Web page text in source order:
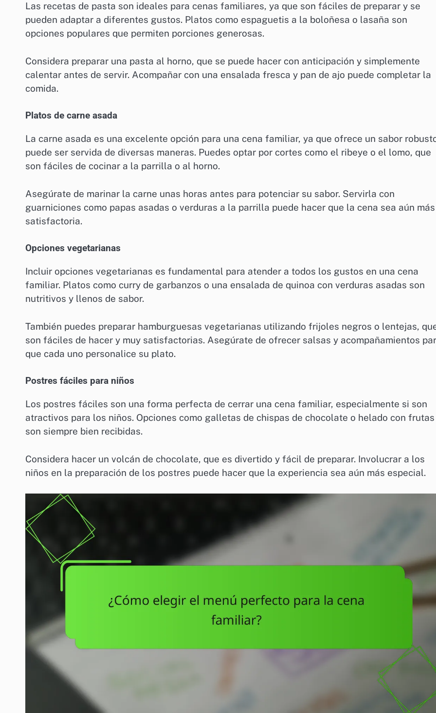
Las recetas de pasta son ideales para cenas familiares, ya que son fáciles de preparar y se
pueden adaptar a diferentes gustos. Platos como espaguetis a la boloñesa o lasaña son
opciones populares que permiten porciones generosas.
Considera preparar una pasta al horno, que se puede hacer con anticipación y simplemente
calentar antes de servir. Acompañar con una ensalada fresca y pan de ajo puede completar la
comida.
Platos de carne asada
La carne asada es una excelente opción para una cena familiar, ya que ofrece un sabor
puede ser servida de diversas maneras. Puedes optar por cortes como el ribeye o el lomo, que
son fáciles de cocinar a la parrilla o al horno.
Asegúrate de marinar la carne unas horas antes para potenciar su sabor. Servirla con
guarniciones como papas asadas o verduras a la parrilla puede hacer que la cena sea aún más
satisfactoria.
Opciones vegetarianas
Incluir opciones vegetarianas es fundamental para atender a todos los gustos en una cena
familiar. Platos como curry de garbanzos o una ensalada de quinoa con verduras asadas son
nutritivos y llenos de sabor.
También puedes preparar hamburguesas vegetarianas utilizando frijoles negros o lentejas,
son fáciles de hacer y muy satisfactorias. Asegúrate de ofrecer salsas y acompañamientos
que cada uno personalice su plato.
Postres fáciles para niños
Los postres fáciles son una forma perfecta de cerrar una cena familiar, especialmente si son
atractivos para los niños. Opciones como galletas de chispas de chocolate o helado con frutas
son siempre bien recibidas.
Considera hacer un volcán de chocolate, que es divertido y fácil de preparar. Involucrar a los
niños en la preparación de los postres puede hacer que la experiencia sea aún más especial.